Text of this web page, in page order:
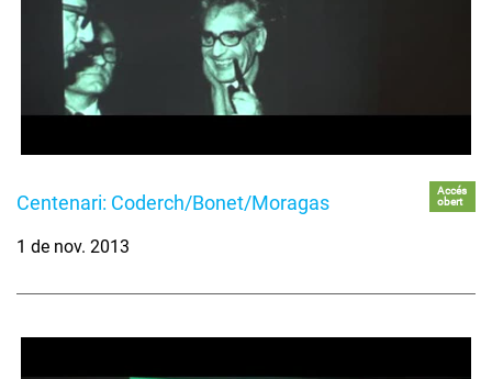
Centenari: Coderch/Bonet/Moragas
Accés
obert
1 de nov. 2013